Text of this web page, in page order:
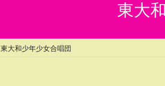
東大
東大和少年少女合唱団